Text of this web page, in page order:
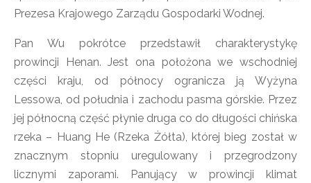
Prezesa Krajowego Zarządu Gospodarki Wodnej.
Pan Wu pokrótce przedstawił charakterystykę
prowincji Henan. Jest ona położona we wschodniej
części kraju, od północy ogranicza ją Wyżyna
Lessowa, od południa i zachodu pasma górskie. Przez
jej północną część płynie druga co do długości chińska
rzeka – Huang He (Rzeka Żółta), której bieg został w
znacznym stopniu uregulowany i przegrodzony
licznymi zaporami. Panujący w prowincji klimat